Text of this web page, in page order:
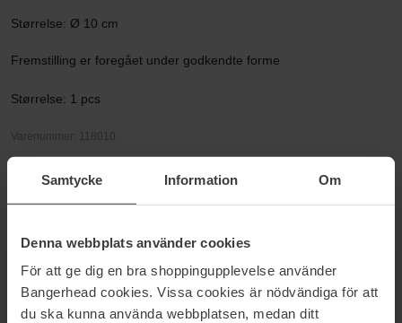
Samtycke Information Om
Denna webbplats använder cookies
För att ge dig en bra shoppingupplevelse använder
Bangerhead cookies. Vissa cookies är nödvändiga för att
du ska kunna använda webbplatsen, medan ditt
Størrelse: Ø 10 cm
Fremstilling er foregået under godkendte forme
Størrelse: 1 pcs
Varenummer: 118010
Mulberry Silk Scrunchie